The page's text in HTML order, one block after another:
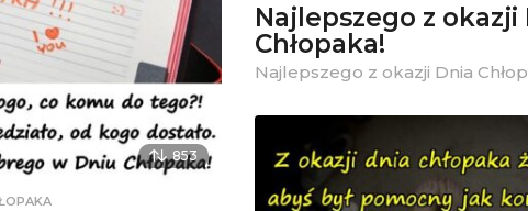
Najlepszego z okazji
Chłopaka!
Najlepszego z okazji Dnia
853